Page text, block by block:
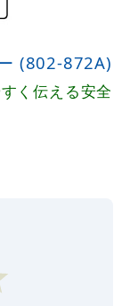
(802-872A)
く伝える安全